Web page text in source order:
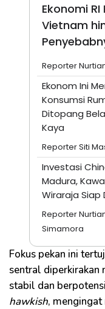
Ekonomi
Vietnam
Reporter
Ekonom Ini
Konsumsi
Ditopang
Kaya
Reporter Siti
Investasi
Madura,
Wiraraja Siap
Reporter
Simamora
Fokus pekan ini
sentral diperkirakan
stabil dan
hawkish, mengingat